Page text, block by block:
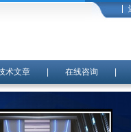
术文章| 在线咨询